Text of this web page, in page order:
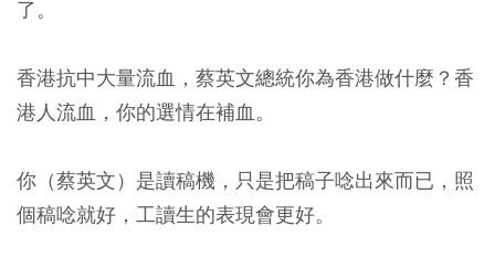
了。
香港抗中大量流血，蔡英文總統你為香港做什麼？香
港人流血，你的選情在補血。
你（蔡英文）是讀稿機，只是把稿子唸出來而已，照
個稿唸就好，工讀生的表現會更好。